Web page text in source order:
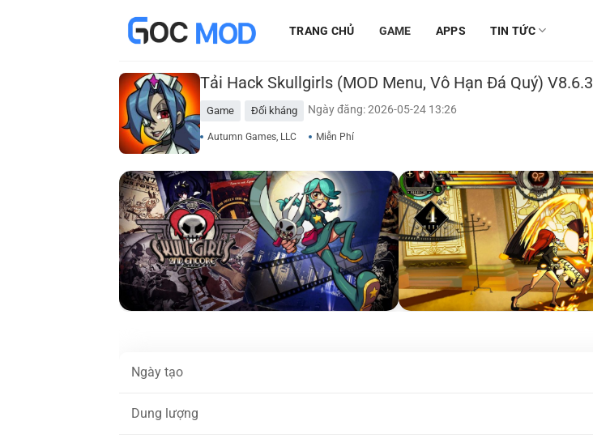
TRANG CHỦ GAME APPS TIN TỨC
Tải Hack Skullgirls (MOD Menu, Vô Hạn Đá Quý) V8.6.3
Game Đối kháng Ngày đăng: 2026-05-24 13:26
Autumn Games, LLC Miễn Phí
Ngày tạo
Dung lượng